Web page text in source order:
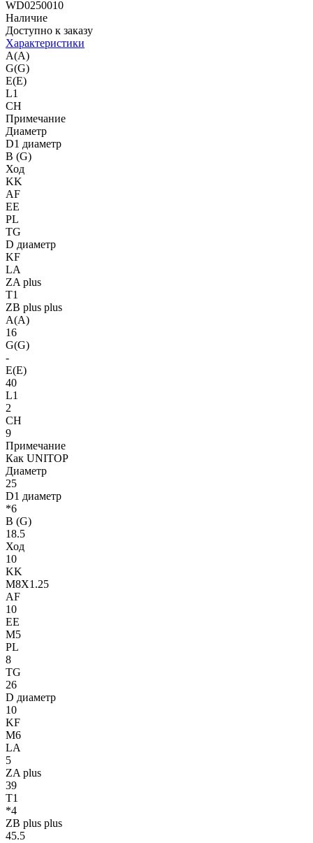
WD0250010
Наличие
Доступно к заказу
Характеристики
A(A)
G(G)
E(E)
L1
CH
Примечание
Диаметр
D1 диаметр
B (G)
Ход
KK
AF
EE
PL
TG
D диаметр
KF
LA
ZA plus
T1
ZB plus plus
A(A)
16
G(G)
-
E(E)
40
L1
2
CH
9
Примечание
Как UNITOP
Диаметр
25
D1 диаметр
*6
B (G)
18.5
Ход
10
KK
M8X1.25
AF
10
EE
M5
PL
8
TG
26
D диаметр
10
KF
M6
LA
5
ZA plus
39
T1
*4
ZB plus plus
45.5